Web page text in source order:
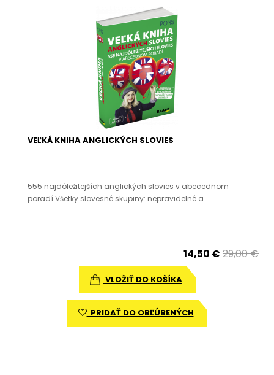
VEĽKÁ KNIHA ANGLICKÝCH SLOVIES
555 najdôležitejších anglických slovies v abecednom
poradí Všetky slovesné skupiny: nepravidelné a ..
14,50 € 29,00 €
VLOŽIŤ DO KOŠÍKA
PRIDAŤ DO OBĽÚBENÝCH